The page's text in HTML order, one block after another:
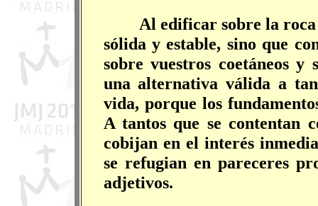
Al edificar sobre la
sólida y estable, sino que
sobre vuestros coetáneos
una alternativa válida a
vida, porque los
A tantos que se contentan
cobijan en el interés
se refugian en pareceres
adjetivos.